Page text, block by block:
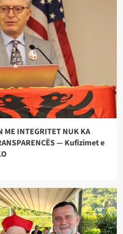
ME INTEGRITET NUK KA
— Kufizimet e